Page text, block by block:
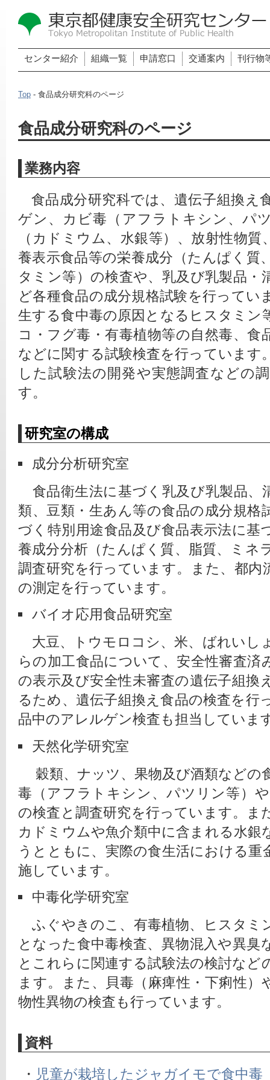
センター紹介 組織一覧 申請窓口 交通案内 刊行物
Top - 食品成分研究科のページ
食品成分研究科のページ
業務内容
食品成分研究科では、遺伝子組換え
ゲン、カビ毒（アフラトキシン、パ
（カドミウム、水銀等）、放射性物質
養表示食品等の栄養成分（たんぱく質
タミン等）の検査や、乳及び乳製品・
ど各種食品の成分規格試験を行ってい
生する食中毒の原因となるヒスタミン
コ・フグ毒・有毒植物等の自然毒、食
などに関する試験検査を行っています
した試験法の開発や実態調査などの
す。
研究室の構成
成分分析研究室
食品衛生法に基づく乳及び乳製品、
類、豆類・生あん等の食品の成分規格
づく特別用途食品及び食品表示法に基
養成分分析（たんぱく質、脂質、ミネ
調査研究を行っています。また、都内
の測定を行っています。
バイオ応用食品研究室
大豆、トウモロコシ、米、ばれいし
らの加工食品について、安全性審査済
の表示及び安全性未審査の遺伝子組換
るため、遺伝子組換え食品の検査を行
品中のアレルゲン検査も担当していま
天然化学研究室
穀類、ナッツ、果物及び酒類などの
毒（アフラトキシン、パツリン等）
の検査と調査研究を行っています。ま
カドミウムや魚介類中に含まれる水銀
うとともに、実際の食生活における重
施しています。
中毒化学研究室
ふぐやきのこ、有毒植物、ヒスタミ
となった食中毒検査、異物混入や異臭
とこれらに関連する試験法の検討など
ます。また、貝毒（麻痺性・下痢性）
物性異物の検査も行っています。
資料
・ 児童が栽培したジャガイモで食中毒